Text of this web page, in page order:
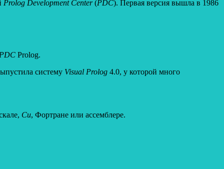
Prolog Development Center(PDC). Первая версия вышла в 1986
PDC Prolog.
систему Visual Prolog 4.0, у которой много
Си, Фортране или ассемблере.